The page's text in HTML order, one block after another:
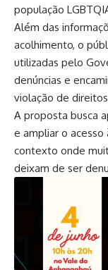
população
Além das
acolhimento, o
utilizadas pelo
denúncias e
violação de
A proposta busca
e ampliar o acesso
contexto onde
deixam de ser